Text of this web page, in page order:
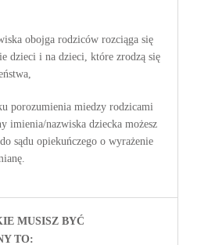
obojga rodziców rozciąga się
dzieci i na dzieci, które zrodzą się
porozumienia miedzy rodzicami
imienia/nazwiska dziecka możesz
sądu opiekuńczego o wyrażenie
MUSISZ BYĆ
TO: